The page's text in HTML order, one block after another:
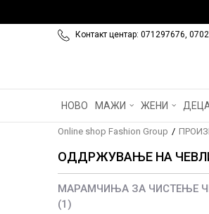
Контакт центар: 071297676,
НОВО МАЖИ ЖЕНИ
Online shop Fashion Group
ОДДРЖУВАЊЕ НА
МАРАМЧИЊА ЗА ЧИСТЕЊЕ
(1)